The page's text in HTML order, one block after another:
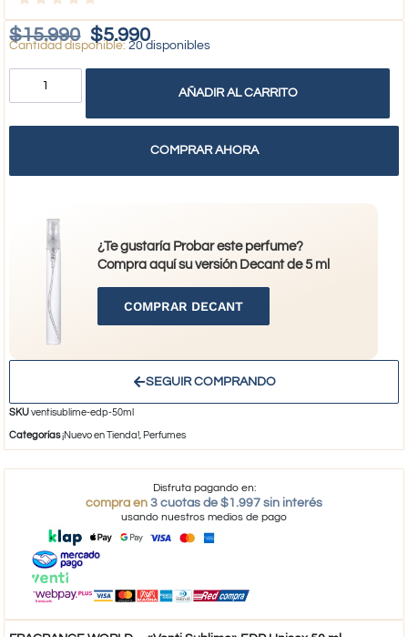
$15.990 $5.99020 disponibles
AÑADIR AL CARRITO
COMPRAR AHORA
¿Te gustaría Probar este perfume?
Compra aquí su versión Decant de 5 ml
COMPRAR DECANT
SEGUIR COMPRANDO
SKUventisublime-edp-50ml
Categorías¡Nuevo en Tienda!, Perfumes
Disfruta pagando en:
compra en 3 cuotas de $1.997 sin interés
usando nuestros medios de pago